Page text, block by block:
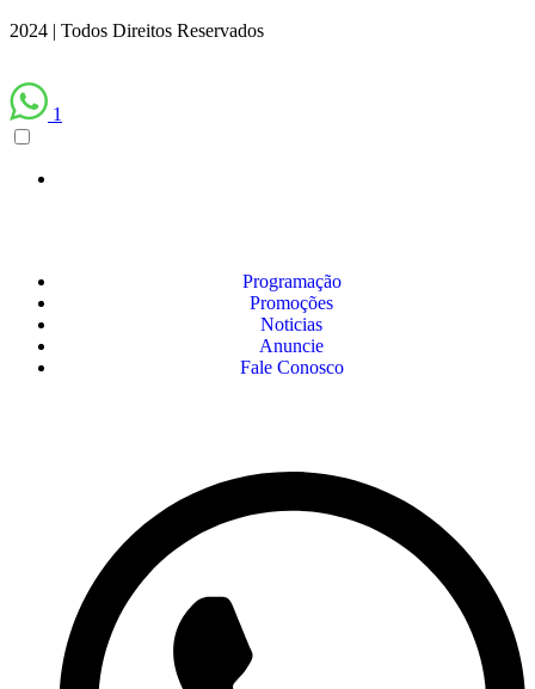
2024 | Todos Direitos Reservados
1
Programação
Promoções
Noticias
Anuncie
Fale Conosco